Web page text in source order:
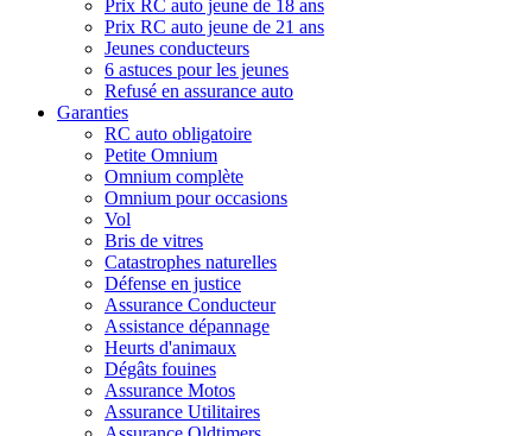
Prix RC auto jeune de 18 ans
Prix RC auto jeune de 21 ans
Jeunes conducteurs
6 astuces pour les jeunes
Refusé en assurance auto
Garanties
RC auto obligatoire
Petite Omnium
Omnium complète
Omnium pour occasions
Vol
Bris de vitres
Catastrophes naturelles
Défense en justice
Assurance Conducteur
Assistance dépannage
Heurts d'animaux
Dégâts fouines
Assurance Motos
Assurance Utilitaires